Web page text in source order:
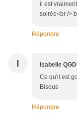
il est
soirée<br />
Répondre
I Isabelle
Ce qu'il est
Bisous
Répondre